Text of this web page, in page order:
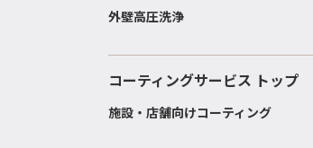
外壁高圧洗浄
コーティングサービス トップ
施設・店舗向けコーティング